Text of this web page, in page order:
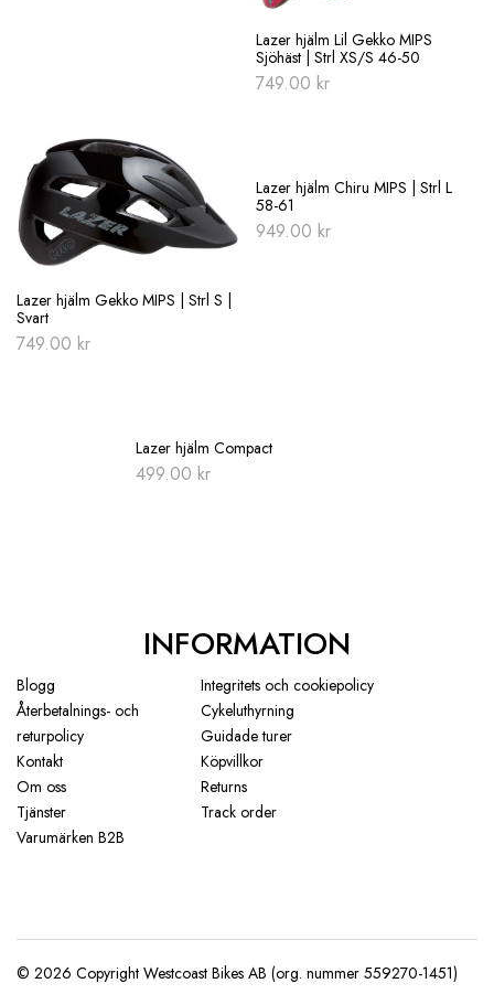
Lazer hjälm Lil Gekko MIPS
Sjöhäst | Strl XS/S 46-50
749.00 kr
Lazer hjälm Gekko MIPS | Strl S |
Svart
749.00 kr
Lazer hjälm Chiru MIPS | Strl L
58-61
949.00 kr
Lazer hjälm Compact
499.00 kr
INFORMATION
Blogg
Integritets och cookiepolicy
Återbetalnings- och
returpolicy
Cykeluthyrning
Guidade turer
Kontakt
Köpvillkor
Om oss
Returns
Tjänster
Track order
Varumärken B2B